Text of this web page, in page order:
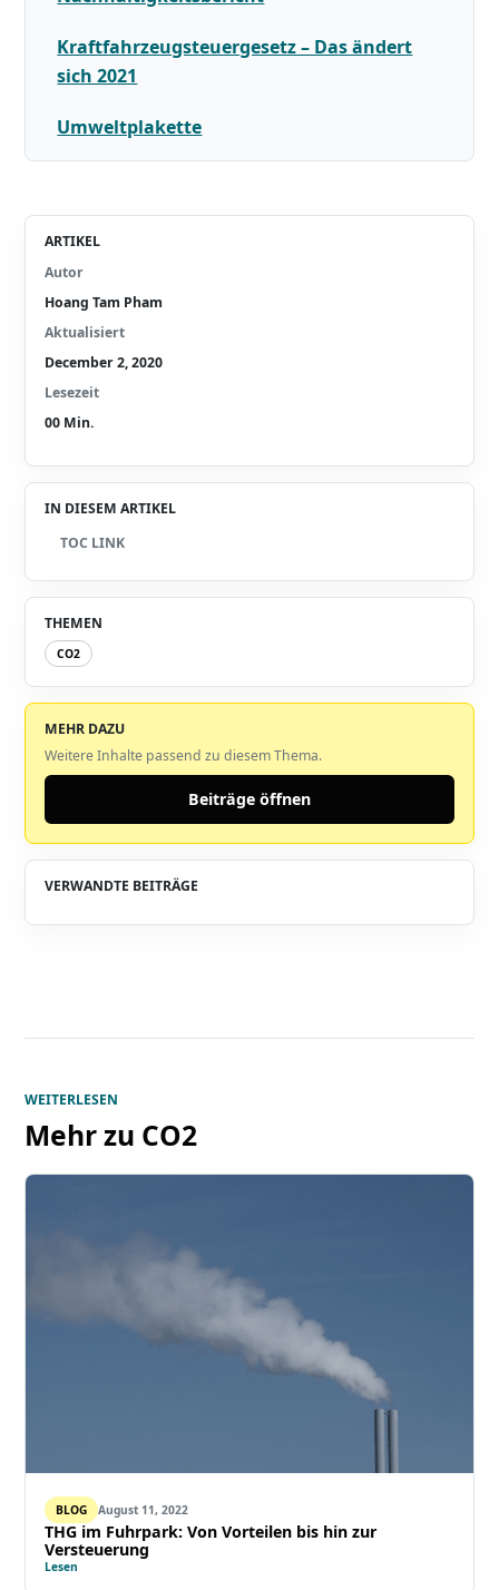
Kraftfahrzeugsteuergesetz – Das ändert
sich 2021
Umweltplakette
ARTIKEL
Autor
Hoang Tam Pham
Aktualisiert
December 2, 2020
Lesezeit
00Min.
IN DIESEM ARTIKEL
TOC LINK
THEMEN
CO2
MEHR DAZU
Weitere Inhalte passend zu diesem Thema.
Beiträge öffnen
VERWANDTE BEITRÄGE
WEITERLESEN
Mehr zu CO2
BLOG August 11, 2022
THG im Fuhrpark: Von Vorteilen bis hin zur
Versteuerung
Lesen